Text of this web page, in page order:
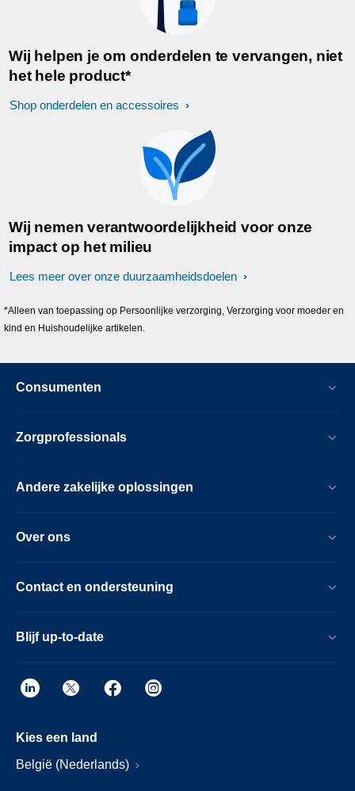
Wij helpen je om onderdelen te vervangen, niet
het hele product*
Shop onderdelen en accessoires
Wij nemen verantwoordelijkheid voor onze
impact op het milieu
Lees meer over onze duurzaamheidsdoelen
*Alleen van toepassing op Persoonlijke verzorging, Verzorging voor moeder en
kind en Huishoudelijke artikelen.
Consumenten
Zorgprofessionals
Andere zakelijke oplossingen
Over ons
Contact en ondersteuning
Blijf up-to-date
Kies een land
België (Nederlands)